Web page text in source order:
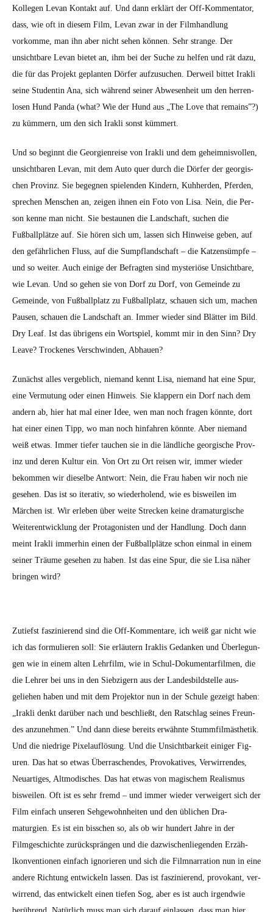
Kol­le­gen Lev­an Kon­takt auf. Und dann erk­lärt der Off-Kom­men­ta­tor,
dass, wie oft in diesem Film, Lev­an zwar in der Filmhand­lung
vorkomme, man ihn aber nicht sehen kön­nen. Sehr strange. Der
unsicht­bare Lev­an bietet an, ihm bei der Suche zu helfen und rät dazu,
die für das Pro­jekt geplanten Dör­fer aufzusuchen. Der­weil bit­tet Irak­li
seine Stu­dentin Ana, sich während sein­er Abwe­sen­heit um den her­ren­
losen Hund Pan­da (what? Wie der Hund aus „The Love that remains”?)
zu küm­mern, um den sich Irak­li son­st küm­mert.
Und so begin­nt die Georgien­reise von Irak­li und dem geheimnisvollen,
unsicht­baren Lev­an, mit dem Auto quer durch die Dör­fer der geor­gis­
chen Prov­inz. Sie begeg­nen spie­len­den Kindern, Kuh­her­den, Pfer­den,
sprechen Men­schen an, zeigen ihnen ein Foto von Lisa. Nein, die Per­
son kenne man nicht. Sie bestaunen die Land­schaft, suchen die
Fußballplätze auf. Sie hören sich um, lassen sich Hin­weise geben, auf
den gefährlichen Fluss, auf die Sumpfland­schaft – die Katzen­sümpfe –
und so weit­er. Auch einige der Befragten sind mys­ter­iöse Unsicht­bare,
wie Lev­an. Und so gehen sie von Dorf zu Dorf, von Gemeinde zu
Gemeinde, von Fußballplatz zu Fußballplatz, schauen sich um, machen
Pausen, schauen die Land­schaft an. Immer wieder sind Blät­ter im Bild.
Dry Leaf. Ist das übri­gens ein Wort­spiel, kommt mir in den Sinn? Dry
Leave? Trock­enes Ver­schwinden, Abhauen?
Zunächst alles verge­blich, nie­mand ken­nt Lisa, nie­mand hat eine Spur,
eine Ver­mu­tung oder einen Hin­weis. Sie klap­pern ein Dorf nach dem
andern ab, hier hat mal ein­er Idee, wen man noch fra­gen kön­nte, dort
hat ein­er einen Tipp, wo man noch hin­fahren kön­nte. Aber nie­mand
weiß etwas. Immer tiefer tauchen sie in die ländliche geor­gis­che Prov­
inz und deren Kul­tur ein. Von Ort zu Ort reisen wir, immer wieder
bekom­men wir dieselbe Antwort: Nein, die Frau haben wir noch nie
gese­hen. Das ist so iter­a­tiv, so wieder­holend, wie es bisweilen im
Märchen ist. Wir erleben über weite Streck­en keine dra­matur­gis­che
Weit­er­en­twick­lung der Pro­tag­o­nis­ten und der Hand­lung. Doch dann
meint Irak­li immer­hin einen der Fußballplätze schon ein­mal in einem
sein­er Träume gese­hen zu haben. Ist das eine Spur, die sie Lisa näher
brin­gen wird?
Zutief­st faszinierend sind die Off-Kom­mentare, ich weiß gar nicht wie
ich das for­mulieren soll: Sie erläutern Irak­lis Gedanken und Über­legun­
gen wie in einem alten Lehrfilm, wie in Schul-Doku­men­tarfil­men, die
die Lehrer bei uns in den Siebzigern aus der Lan­des­bild­stelle aus­
geliehen haben und mit dem Pro­jek­tor nun in der Schule gezeigt haben:
„Irak­li denkt darüber nach und beschließt, den Ratschlag seines Fre­un­
des anzunehmen.” Und dann diese bere­its erwäh­nte Stumm­filmäs­thetik.
Und die niedrige Pix­e­lau­flö­sung. Und die Unsicht­barkeit einiger Fig­
uren. Das hat so etwas Über­raschen­des, Pro­voka­tives, Ver­wirren­des,
Neuar­tiges, Alt­modis­ches. Das hat etwas von magis­chem Real­is­mus
bisweilen. Oft ist es sehr fremd – und immer wieder ver­weigert sich der
Film ein­fach unseren Sehge­wohn­heit­en und den üblichen Dra­
maturgien. Es ist ein biss­chen so, als ob wir hun­dert Jahre in der
Filmgeschichte zurück­sprän­gen und die dazwis­chen­liegen­den Erzäh­
lkon­ven­tio­nen ein­fach ignori­eren und sich die Film­nar­ra­tion nun in eine
andere Rich­tung entwick­eln lassen. Das ist faszinierend, pro­vokant, ver­
wirrend, das entwick­elt einen tiefen Sog, aber es ist auch irgend­wie